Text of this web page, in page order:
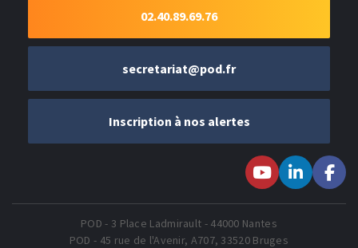
02.40.89.69.76
secretariat@pod.fr
Inscription à nos alertes
Youtubesur LinkedIn
nous sur
POD - 3 Place Ladmirault - 44000 Nantes
POD - 45 rue de l'Avenir, A707, 33520 Bruges